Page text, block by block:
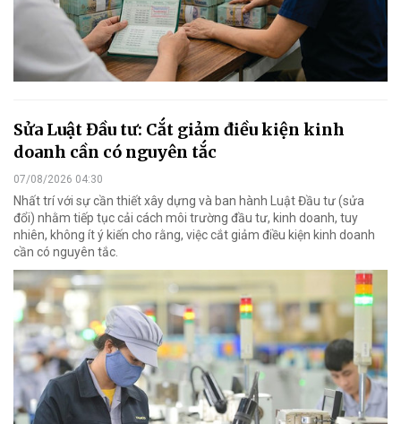
Sửa Luật Đầu tư: Cắt giảm điều kiện kinh
doanh cần có nguyên tắc
07/08/2026 04:30
Nhất trí với sự cần thiết xây dựng và ban hành Luật Đầu tư (sửa
đổi) nhằm tiếp tục cải cách môi trường đầu tư, kinh doanh, tuy
nhiên, không ít ý kiến cho rằng, việc cắt giảm điều kiện kinh doanh
cần có nguyên tắc.